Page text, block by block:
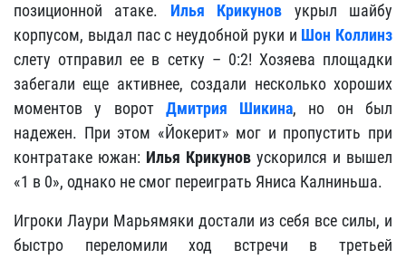
позиционной атаке. Илья Крикунов укрыл шайбу
корпусом, выдал пас с неудобной руки и Шон Коллинз
слету отправил ее в сетку – 0:2! Хозяева площадки
забегали еще активнее, создали несколько хороших
моментов у ворот Дмитрия Шикина, но он был
надежен. При этом «Йокерит» мог и пропустить при
контратаке южан: Илья Крикунов ускорился и вышел
«1 в 0», однако не смог переиграть Яниса Калниньша.
Игроки Лаури Марьямяки достали из себя все силы, и
быстро переломили ход встречи в третьей